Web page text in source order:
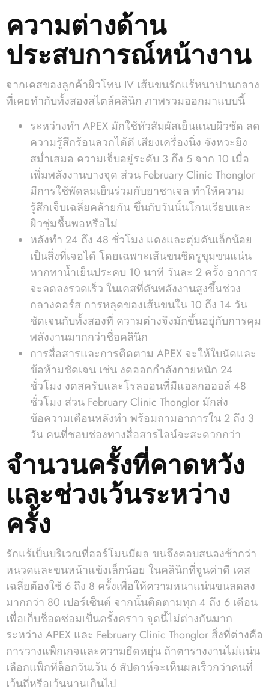
ความต่างด้าน
ประสบการณ์หน้างาน
จากเคสของลูกค้าผิวโทน IV เส้นขนรักแร้หนาปานกลาง
ที่เคยทำกับทั้งสองสไตล์คลินิก ภาพรวมออกมาแบบนี้
ระหว่างทำ APEX มักใช้หัวสัมผัสเย็นแนบผิวชัด ลด
ความรู้สึกร้อนลวกได้ดี เสียงเครื่องนิ่ง จังหวะยิง
สม่ำเสมอ ความเจ็บอยู่ระดับ 3 ถึง 5 จาก 10 เมื่อ
เพิ่มพลังงานบางจุด ส่วน February Clinic Thonglor
มีการใช้พัดลมเย็นร่วมกับยาชาเจล ทำให้ความ
รู้สึกเจ็บเฉลี่ยคล้ายกัน ขึ้นกับวันนั้นโกนเรียบและ
ผิวชุ่มชื้นพอหรือไม่
หลังทำ 24 ถึง 48 ชั่วโมง แดงและตุ่มคันเล็กน้อย
เป็นสิ่งที่เจอได้ โดยเฉพาะเส้นขนชิดรูขุมขนแน่น
หากทาน้ำเย็นประคบ 10 นาที วันละ 2 ครั้ง อาการ
จะลดลงรวดเร็ว ในเคสที่ดันพลังงานสูงขึ้นช่วง
กลางคอร์ส การหลุดของเส้นขนใน 10 ถึง 14 วัน
ชัดเจนกับทั้งสองที่ ความต่างจึงมักขึ้นอยู่กับการคุม
พลังงานมากกว่าชื่อคลินิก
การสื่อสารและการติดตาม APEX จะให้ใบนัดและ
ข้อห้ามชัดเจน เช่น งดออกกำลังกายหนัก 24
ชั่วโมง งดสครับและโรลออนที่มีแอลกอฮอล์ 48
ชั่วโมง ส่วน February Clinic Thonglor มักส่ง
ข้อความเตือนหลังทำ พร้อมถามอาการใน 2 ถึง 3
วัน คนที่ชอบช่องทางสื่อสารไลน์จะสะดวกกว่า
จำนวนครั้งที่คาดหวัง
และช่วงเว้นระหว่าง
ครั้ง
รักแร้เป็นบริเวณที่ฮอร์โมนมีผล ขนจึงตอบสนองช้ากว่า
หนวดและขนหน้าแข้งเล็กน้อย ในคลินิกที่จูนค่าดี เคส
เฉลี่ยต้องใช้ 6 ถึง 8 ครั้งเพื่อให้ความหนาแน่นขนลดลง
มากกว่า 80 เปอร์เซ็นต์ จากนั้นติดตามทุก 4 ถึง 6 เดือน
เพื่อเก็บช็อตซ่อมเป็นครั้งคราว จุดนี้ไม่ต่างกันมาก
ระหว่าง APEX และ February Clinic Thonglor สิ่งที่ต่างคือ
การวางแพ็กเกจและความยืดหยุ่น ถ้าตารางงานไม่แน่น
เลือกแพ็กที่ล็อกวันเว้น 6 สัปดาห์จะเห็นผลเร็วกว่าคนที่
เว้นถี่หรือเว้นนานเกินไป